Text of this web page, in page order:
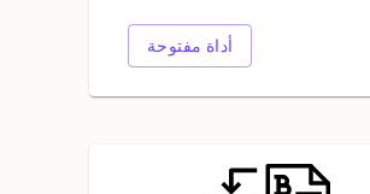
أداة مفتوحة